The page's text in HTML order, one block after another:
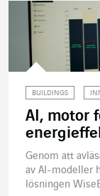
BUILDINGS
AI, motor
Genom att
av AI-modeller
lösningen